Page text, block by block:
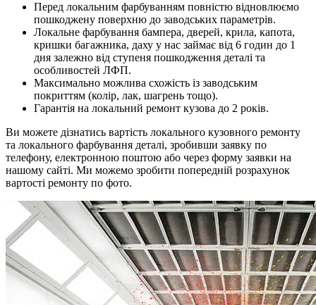
Перед локальним фарбуванням повністю відновлюємо
пошкоджену поверхню до заводських параметрів.
Локальне фарбування бампера, дверей, крила, капота,
кришки багажника, даху у нас займає від 6 годин до 1
дня залежно від ступеня пошкодження деталі та
особливостей ЛФП.
Максимально можлива схожість із заводським
покриттям (колір, лак, шагрень тощо).
Гарантія на локальний ремонт кузова до 2 років.
Ви можете дізнатись вартість локального кузовного ремонту
та локального фарбування деталі, зробивши заявку по
телефону, електронною поштою або через форму заявки на
нашому сайті. Ми можемо зробити попередній розрахунок
вартості ремонту по фото.